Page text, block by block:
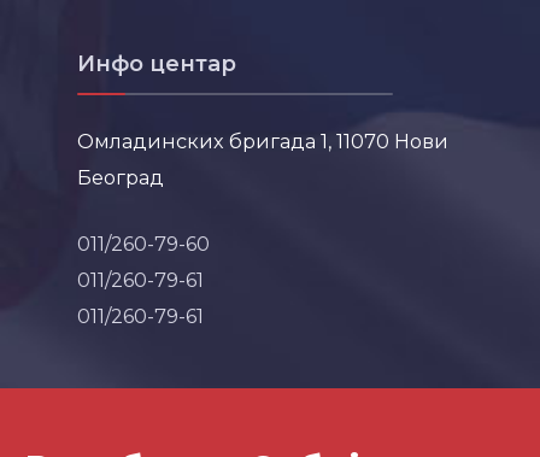
Инфо центар
Омладинских бригада 1, 11070 Нови
Београд
011/260-79-60
011/260-79-61
011/260-79-61